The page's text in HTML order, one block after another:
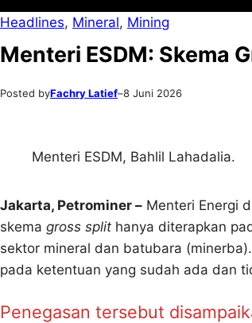
Headlines, Mineral, Mining
Menteri ESDM: Skema
Posted byFachry Latief–8 Juni 2026
Menteri ESDM, Bahlil Lahadalia.
Jakarta, Petrominer – Menteri Energi
skema gross split hanya diterapkan
sektor mineral dan batubara
pada ketentuan yang sudah ada dan
Penegasan tersebut